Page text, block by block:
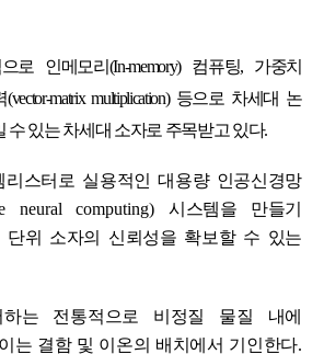
로 인메모리 (In-memory) 컴퓨팅, 가중치
(vector-matrix multiplication) 등으로 차세대 논
수 있는 차세대 소자로 주목받고 있다.
리스터로 실용적인 대용량 인공신경망
neural computing) 시스템을 만들기
단위 소자의 신뢰성을 확보할 수 있는
는 전통적으로 비정질 물질 내에
는 결함 및 이온의 배치에서 기인한다.